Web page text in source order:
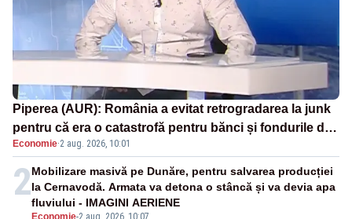
Piperea (AUR): România a evitat retrogradarea la junk
pentru că era o catastrofă pentru bănci și fondurile de
pensii
Economie·2 aug. 2026, 10:01
2
Economie-2 aug. 2026, 10:07
Mobilizare masivă pe Dunăre, pentru salvarea producției
la Cernavodă. Armata va detona o stâncă și va devia apa
fluviului - IMAGINI AERIENE